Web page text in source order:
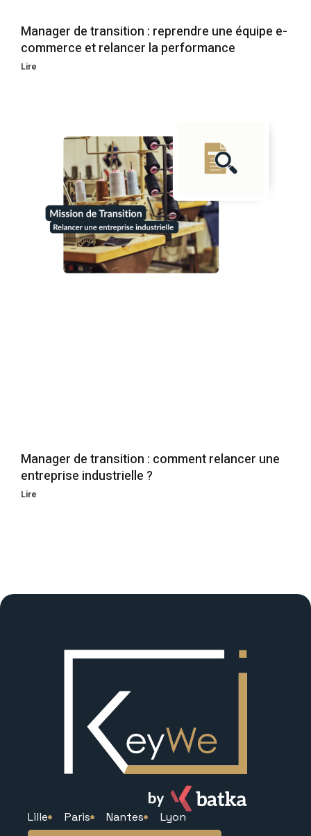
Manager de transition : reprendre une équipe e-
commerce et relancer la performance
Lire
Manager de transition : comment relancer une
entreprise industrielle ?
Lire
Lille Paris Nantes Lyon